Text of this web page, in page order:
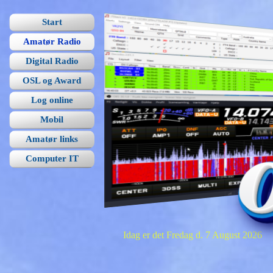
Idag er det Fredag d. 7 August 2026
Start
Amatør Radio
Digital Radio
OSL og Award
Log online
Mobil
Amatør links
Computer IT